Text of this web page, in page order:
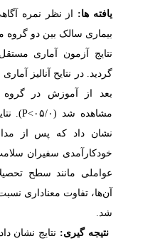
یافته ها: از نظر نمره
بیماری سالک بین دو گروه
نتایج آزمون آماری
گردید. در نتایح آنالیز
بعد از آموزش در گروه
مشاهده شد (۰۵/
P
).
نشان داد که پس از
خودکارآمدی سفیران
عواملی مانند سطح
آن‌ها، تفاوت معناداری
شد.
نتیجه گیری:نتایج نشان داد